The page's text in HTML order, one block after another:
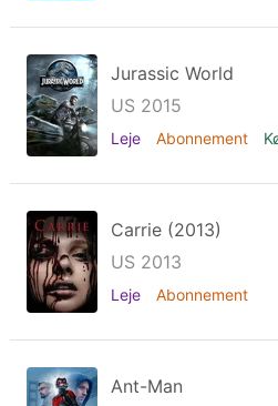
Jurassic World
US 2015
Leje Abonnement
Carrie (2013)
US 2013
Leje Abonnement
Ant-Man